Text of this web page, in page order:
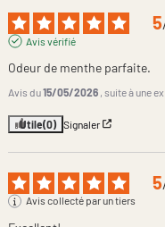
5
Avis vérifié
Odeur de menthe parfaite.
Avis du15/05/2026 , suite à une
Utile(0) Signaler
5
Avis collecté par un tiers